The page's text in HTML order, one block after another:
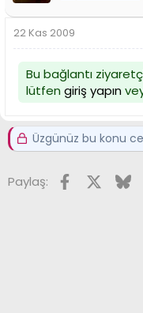
22 Kas 2009
Bu bağlantı
lütfen giriş yapın
Üzgünüz bu konu
Paylaş: Facebook
X